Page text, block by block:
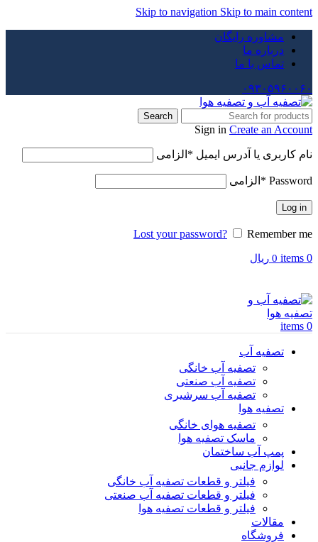
Skip to navigation Skip to main content
مشاوره رایگان
درباره ما
تماس با ما
۰۹۳۰۵۹۶۰۰۶۰
Search
Sign in Create an Account
نام کاربری یا آدرس ایمیل * الزامی
Password
* الزامی
Log in
Lost your password?
Remember me
0
items
0 ریال
0
items
تصفیه آب
تصفیه آب خانگی
تصفیه آب صنعتی
تصفیه آب سرشیری
تصفیه هوا
تصفیه هوای خانگی
ماسک تصفیه هوا
پمپ آب ساختمان
لوازم جانبی
فیلتر و قطعات تصفیه آب خانگی
فیلتر و قطعات تصفیه آب صنعتی
فیلتر و قطعات تصفیه هوا
مقالات
فروشگاه